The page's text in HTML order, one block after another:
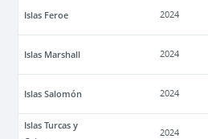
Islas Feroe 2024
Islas Marshall 2024
Islas Salomón 2024
Islas Turcas y
2024